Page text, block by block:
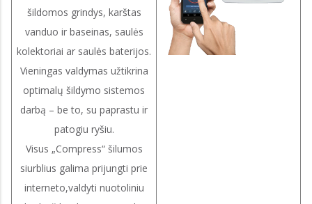
šildomos grindys, karštas
vanduo ir baseinas, saulės
kolektoriai ar saulės baterijos.
Vieningas valdymas užtikrina
optimalų šildymo sistemos
darbą – be to, su paprastu ir
patogiu ryšiu.
Visus „Compress“ šilumos
siurblius galima prijungti prie
interneto,valdyti nuotoliniu